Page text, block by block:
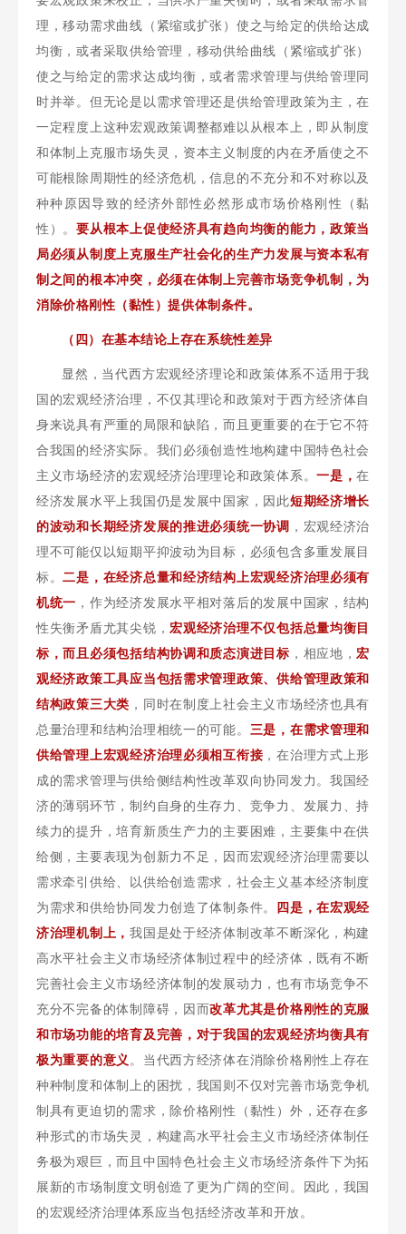
理，移动需求曲线（紧缩或扩张）使之与给定的供给达成
均衡，或者采取供给管理，移动供给曲线（紧缩或扩张）
使之与给定的需求达成均衡，或者需求管理与供给管理同
时并举。但无论是以需求管理还是供给管理政策为主，在
一定程度上这种宏观政策调整都难以从根本上，即从制度
和体制上克服市场失灵，资本主义制度的内在矛盾使之不
可能根除周期性的经济危机，信息的不充分和不对称以及
种种原因导致的经济外部性必然形成市场价格刚性（黏
性）。要从根本上促使经济具有趋向均衡的能力，政策当
局必须从制度上克服生产社会化的生产力发展与资本私有
制之间的根本冲突，必须在体制上完善市场竞争机制，为
消除价格刚性（黏性）提供体制条件。
（四）在基本结论上存在系统性差异
显然，当代西方宏观经济理论和政策体系不适用于我
国的宏观经济治理，不仅其理论和政策对于西方经济体自
身来说具有严重的局限和缺陷，而且更重要的在于它不符
合我国的经济实际。我们必须创造性地构建中国特色社会
主义市场经济的宏观经济治理理论和政策体系。一是，在
经济发展水平上我国仍是发展中国家，因此短期经济增长
的波动和长期经济发展的推进必须统一协调 ，宏观经济治
理不可能仅以短期平抑波动为目标，必须包含多重发展目
标。二是， 在经济总量和经济结构上宏观经济治理必须有
机统一 ，作为经济发展水平相对落后的发展中国家，结构
性失衡矛盾尤其尖锐，宏观经济治理不仅包括总量均衡目
标，而且必须包括结构协调和质态演进目标 ，相应地，宏
观经济政策工具应当包括需求管理政策、供给管理政策和
结构政策三大类 ，同时在制度上社会主义市场经济也具有
总量治理和结构治理相统一的可能。 三是，在需求管理和
供给管理上宏观经济治理必须相互衔接 ，在治理方式上形
成的需求管理与供给侧结构性改革双向协同发力。我国经
济的薄弱环节，制约自身的生存力、竞争力、发展力、持
续力的提升，培育新质生产力的主要困难，主要集中在供
给侧，主要表现为创新力不足，因而宏观经济治理需要以
需求牵引供给、以供给创造需求，社会主义基本经济制度
为需求和供给协同发力创造了体制条件。 四是，在宏观经
济治理机制上，我国是处于经济体制改革不断深化，构建
高水平社会主义市场经济体制过程中的经济体，既有不断
完善社会主义市场经济体制的发展动力，也有市场竞争不
充分不完备的体制障碍，因而改革尤其是价格刚性的克服
和市场功能的培育及完善，对于我国的宏观经济均衡具有
极为重要的意义。当代西方经济体在消除价格刚性上存在
种种制度和体制上的困扰，我国则不仅对完善市场竞争机
制具有更迫切的需求，除价格刚性（黏性）外，还存在多
种形式的市场失灵，构建高水平社会主义市场经济体制任
务极为艰巨，而且中国特色社会主义市场经济条件下为拓
展新的市场制度文明创造了更为广阔的空间。因此，我国
的宏观经济治理体系应当包括经济改革和开放。